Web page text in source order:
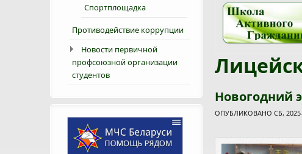
Спортплощадка
Противодействие коррупции
Новости первичной
профсоюзной организации
студентов
Новогодний
ОПУБЛИКОВАНО СБ,